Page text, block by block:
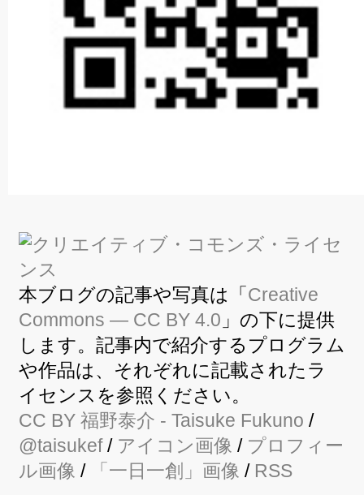
本ブログの記事や写真は「 Creative
Commons — CC BY 4.0 」の下に提供
します。記事内で紹介するプログラム
や作品は、それぞれに記載されたラ
イセンスを参照ください。
CC BY 福野泰介 - Taisuke Fukuno /
@taisukef/ アイコン画像 / プロフィー
ル画像 / 「一日一創」画像 / RSS